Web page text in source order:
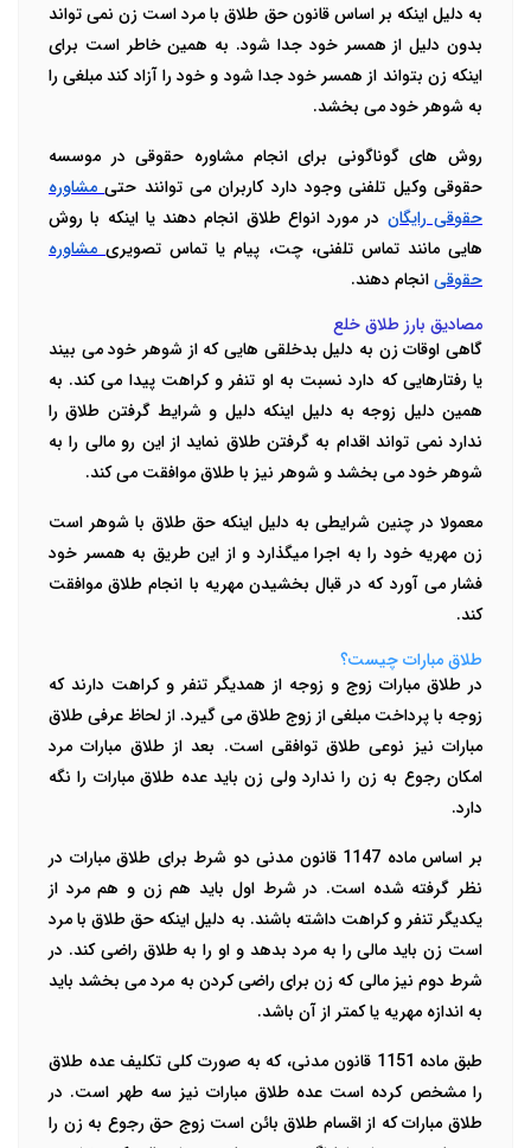
به دلیل اینکه بر اساس قانون حق طلاق با مرد است زن نمی تواند
بدون دلیل از همسر خود جدا شود. به همین خاطر است برای
اینکه زن بتواند از همسر خود جدا شود و خود را آزاد کند مبلغی را
به شوهر خود می بخشد.
روش های گوناگونی برای انجام مشاوره حقوقی در موسسه
حقوقی وکیل تلفنی وجود دارد کاربران می توانند حتی مشاوره
حقوقی رایگان در مورد انواع طلاق انجام دهند یا اینکه با روش
هایی مانند تماس تلفنی، چت، پیام یا تماس تصویری مشاوره
حقوقیانجام دهند.
مصادیق بارز طلاق خلع
گاهی اوقات زن به دلیل بدخلقی هایی که از شوهر خود می بیند
یا رفتارهایی که دارد نسبت به او تنفر و کراهت پیدا می کند. به
همین دلیل زوجه به دلیل اینکه دلیل و شرایط گرفتن طلاق را
ندارد نمی تواند اقدام به گرفتن طلاق نماید از این رو مالی را به
شوهر خود می بخشد و شوهر نیز با طلاق موافقت می کند.
معمولا در چنین شرایطی به دلیل اینکه حق طلاق با شوهر است
زن مهریه خود را به اجرا میگذارد و از این طریق به همسر خود
فشار می آورد که در قبال بخشیدن مهریه با انجام طلاق موافقت
کند.
طلاق مبارات چیست؟
در طلاق مبارات زوج و زوجه از همدیگر تنفر و کراهت دارند که
زوجه با پرداخت مبلغی از زوج طلاق می گیرد. از لحاظ عرفی طلاق
مبارات نیز نوعی طلاق توافقی است. بعد از طلاق مبارات مرد
امکان رجوع به زن را ندارد ولی زن باید عده طلاق مبارات را نگه
دارد.
بر اساس ماده 1147 قانون مدنی دو شرط برای طلاق مبارات در
نظر گرفته شده است. در شرط اول باید هم زن و هم مرد از
یکدیگر تنفر و کراهت داشته باشند. به دلیل اینکه حق طلاق با مرد
است زن باید مالی را به مرد بدهد و او را به طلاق راضی کند. در
شرط دوم نیز مالی که زن برای راضی کردن به مرد می بخشد باید
به اندازه مهریه یا کمتر از آن باشد.
طبق ماده 1151 قانون مدنی، که به صورت کلی تکلیف عده طلاق
را مشخص کرده است عده طلاق مبارات نیز سه طهر است. در
طلاق مبارات که از اقسام طلاق بائن است زوج حق رجوع به زن را